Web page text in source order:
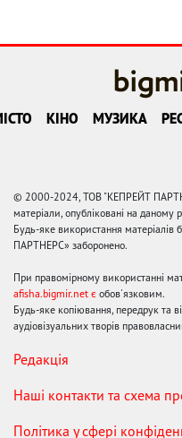
КІНО МУЗИКА
© 2000-2024, ТОВ "КЕПРЕЙТ
матеріали, опубліковані на
Будь-яке використання
ПАРТНЕРС» заборонено.
При правомірному використанні
afisha.bigmir.net є обов'язковим.
Будь-яке копіювання, передрук та
аудіовізуальних творів
Редакція
Наші контакти та схема
Політика у сфері